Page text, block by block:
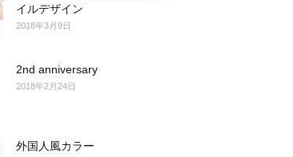
イルデザイン
2018年3月9日
2nd anniversary
2018年2月24日
外国人風カラー